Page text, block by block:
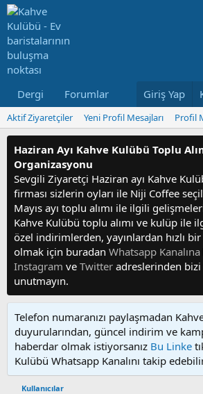
Dergi Forumlar Neler Yeni
Giriş Yap
Aktif Ziyaretçiler Yeni Profil Mesajları Profil
Haziran Ayı Kahve Kulübü Toplu
Organizasyonu
Sevgili Ziyaretçi Haziran ayı Kahve
firması sizlerin oyları ile Niji Coffee
Mayıs ayı toplu alımı ile ilgili
Kahve Kulübü toplu alımı ve kulüp ile
özel indirimlerden, yayınlardan hızlı
olmak için buradan Whatsapp Kanalına
Instagram ve Twitter adreslerinden
unutmayın.
Telefon numaranızı paylaşmadan
duyurularından, güncel indirim ve
haberdar olmak istiyorsanız Bu Linke
Kulübü Whatsapp Kanalını takip
Kullanıcılar